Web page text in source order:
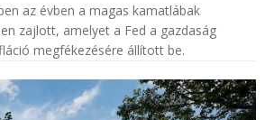
az évben a magas kamatlábak
zajlott, amelyet a Fed a gazdaság
megfékezésére állított be.